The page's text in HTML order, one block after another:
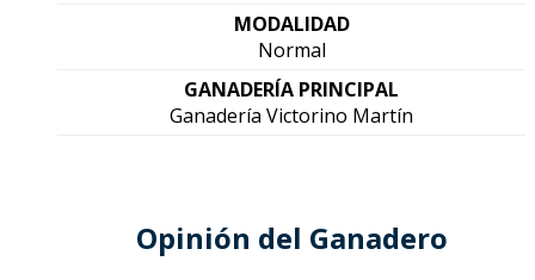
MODALIDAD
Normal
GANADERÍA PRINCIPAL
Ganadería Victorino Martín
Opinión del Ganadero